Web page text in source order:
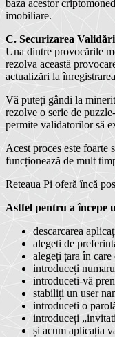
baza acestor
imobiliare.
C. Securizarea
Una dintre provocările
rezolva această
actualizări la
Vă puteți gândi la
rezolve o serie de
permite validatorilor să
Acest proces este foarte
funcționează de mult
Reteaua Pi oferă încă
Astfel pentru a începe
descarcarea
alegeti de
alegeți țara în
introduceți
introduceti-vă
stabiliți un user
introduceti o
introduceți
și acum aplicația